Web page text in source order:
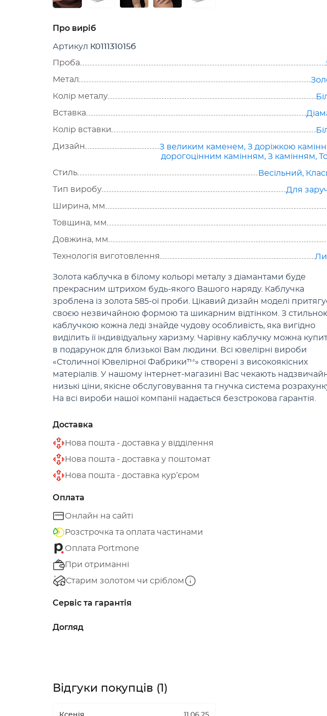
Про виріб
Артикул К011131015б
Проба
Метал
Колір металу
Вставка
Колір вставки
Дизайн
З великим каменем, З доріжкою
дорогоцінним камінням, З камінням,
Стиль
Весільний,
Тип виробу
Для
Ширина, мм
Товщина, мм
Довжина, мм
Технологія виготовлення
Золота каблучка в білому кольорі металу з діамантами буде
прекрасним штрихом будь-якого Вашого наряду. Каблучка
зроблена із золота 585-ої проби. Цікавий дизайн моделі
своєю незвичайною формою та шикарним відтінком. З
каблучкою кожна леді знайде чудову особливість, яка вигідно
виділить її індивідуальну харизму. Чарівну каблучку можна
в подарунок для близької Вам людини. Всі ювелірні вироби
«Столичної Ювелірної Фабрики™» створені з високоякісних
матеріалів. У нашому інтернет-магазині Вас чекають
низькі ціни, якісне обслуговування та гнучка система
На всі вироби нашої компанії надається безстрокова гарантія.
Доставка
Нова пошта - доставка у відділення
Нова пошта - доставка у поштомат
Нова пошта - доставка кур’єром
Оплата
Онлайн на сайті
Розстрочка та оплата частинами
Оплата Portmone
При отриманні
Старим золотом чи сріблом
Сервіс та гарантія
Догляд
Відгуки покупців (1)